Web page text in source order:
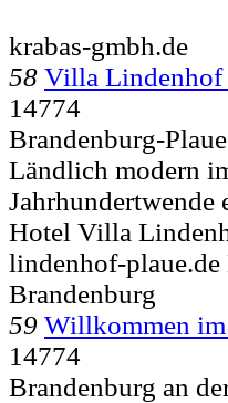
krabas-gmbh.de
58 Villa Lindenhof
14774
Brandenburg-Plaue
Ländlich modern
Jahrhundertwende
Hotel Villa
lindenhof-plaue.de
Brandenburg
59 Willkommen im
14774
Brandenburg an